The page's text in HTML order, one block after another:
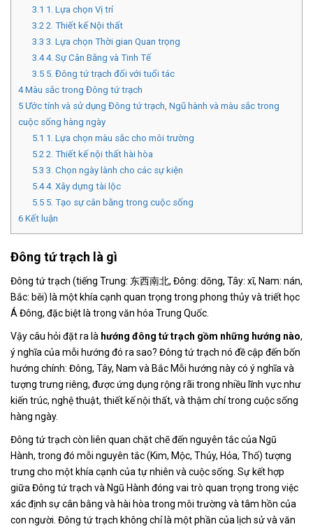
3.1 1. Lựa chọn Vị trí
3.22. Thiết kế Nội thất
3.3 3. Lựa chọn Thời gian Quan trọng
3.44. Sự Cân Bằng và Tinh Tế
3.55. Đông tứ trạch đối với tuổi tác
4Màu sắc trong Đông tứ trạch
5 Ước tính và sử dụng Đông tứ trạch, Ngũ hành và màu sắc trong
cuộc sống hàng ngày
5.1 1. Lựa chọn màu sắc cho môi trường
5.22. Thiết kế nội thất hài hòa
5.3 3. Chọn ngày lành cho các sự kiện
5.44. Xây dựng tài lộc
5.55. Tạo sự cân bằng trong cuộc sống
6 Kết luận
Đông tứ trạch là gì
Đông tứ trạch (tiếng Trung: 东西南北, Đông: dōng, Tây: xī, Nam: nán,
Bắc: běi) là một khía cạnh quan trọng trong phong thủy và triết học
Á Đông, đặc biệt là trong văn hóa Trung Quốc.
Vậy câu hỏi đặt ra là hướng đông tứ trạch gồm những hướng nào,
ý nghĩa của mỗi hướng đó ra sao? Đông tứ trạch nó đề cập đến bốn
hướng chính: Đông, Tây, Nam và Bắc Mỗi hướng này có ý nghĩa và
tượng trưng riêng, được ứng dụng rộng rãi trong nhiều lĩnh vực như
kiến trúc, nghệ thuật, thiết kế nội thất, và thậm chí trong cuộc sống
hàng ngày.
Đông tứ trạch còn liên quan chặt chẽ đến nguyên tắc của Ngũ
Hành, trong đó mỗi nguyên tắc (Kim, Mộc, Thủy, Hỏa, Thổ) tượng
trưng cho một khía cạnh của tự nhiên và cuộc sống. Sự kết hợp
giữa Đông tứ trạch và Ngũ Hành đóng vai trò quan trọng trong việc
xác định sự cân bằng và hài hòa trong môi trường và tâm hồn của
con người. Đông tứ trạch không chỉ là một phần của lịch sử và văn